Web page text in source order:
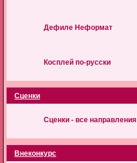
Дефиле Неформат
Косплей по-русски
Сценки
Сценки - все направления
Внеконкурс